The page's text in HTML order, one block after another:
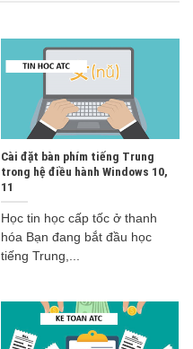
Cài đặt bàn phím tiếng Trung
trong hệ điều hành Windows 10,
11
Học tin học cấp tốc ở thanh
hóa Bạn đang bắt đầu học
tiếng Trung,...